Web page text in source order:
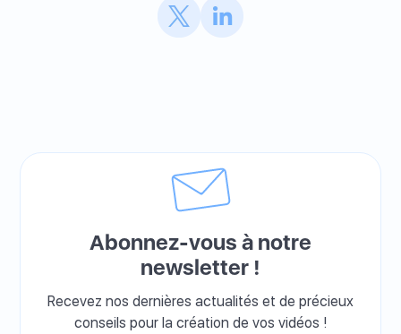
Abonnez-vous à notre
newsletter !
Recevez nos dernières actualités et de précieux
conseils pour la création de vos vidéos !